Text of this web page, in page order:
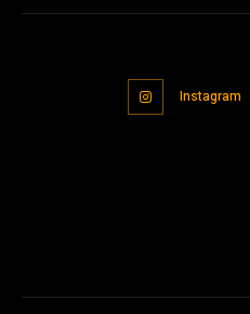
Instagram